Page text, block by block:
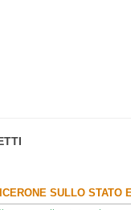
SULLO STATO